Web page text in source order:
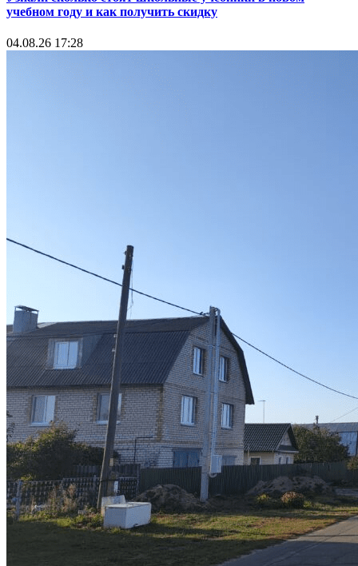
учебном году и как получить скидку
04.08.26 17:28